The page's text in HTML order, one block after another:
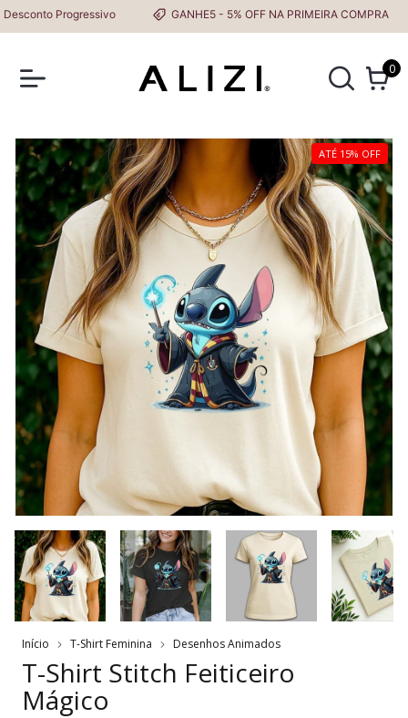
Progressivo GANHE5 - 5% OFF NA PRIMEIRA COMPRA
0
ATÉ 15% OFF
Início T-Shirt Feminina Desenhos Animados
T-Shirt Stitch Feiticeiro
Mágico